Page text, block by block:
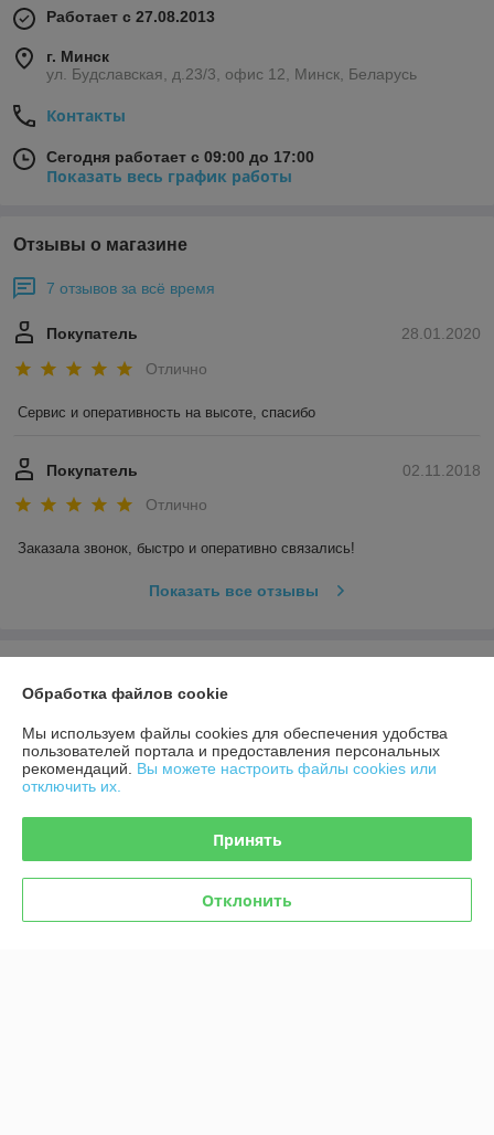
Работает с 27.08.2013
г. Минск
ул. Будславская, д.23/3, офис 12, Минск, Беларусь
Контакты
Сегодня работает с 09:00 до 17:00
Показать весь график работы
Отзывы о магазине
7 отзывов за всё время
28.01.2020
Покупатель
Отлично
Сервис и оперативность на высоте, спасибо
02.11.2018
Покупатель
Отлично
Заказала звонок, быстро и оперативно связались!
Показать все отзывы
Доставка и оплата
График работы
Политика обработки cookies
Обработка файлов cookie
Мы используем файлы cookies для обеспечения удобства
пользователей портала и предоставления персональных
рекомендаций. Вы можете настроить файлы cookies или
отключить их.
Принять
Отклонить